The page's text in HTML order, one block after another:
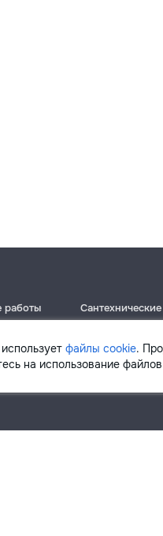
файлы cookie.
на использование
работы
Ботаника